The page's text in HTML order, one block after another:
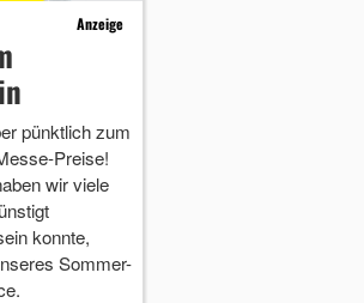
Anzeige
pünktlich zum
Preise!
wir viele
konnte,
Sommer-